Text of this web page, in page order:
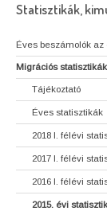
Statisztikák,
Éves beszámolók
Migrációs statisztikák
Tájékoztató
Éves statisztikák
2018 I. félévi
2017 I. félévi
2016 I. félévi
2015. évi